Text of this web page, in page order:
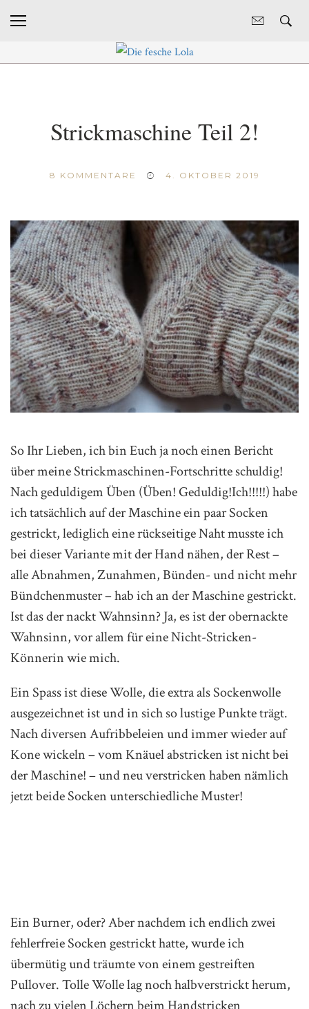
Strickmaschine Teil 2!
8 KOMMENTARE 4. OKTOBER 2019
So Ihr Lieben, ich bin Euch ja noch einen Bericht
über meine Strickmaschinen-Fortschritte schuldig!
Nach geduldigem Üben (Üben! Geduldig!Ich!!!!!) habe
ich tatsächlich auf der Maschine ein paar Socken
gestrickt, lediglich eine rückseitige Naht musste ich
bei dieser Variante mit der Hand nähen, der Rest –
alle Abnahmen, Zunahmen, Bünden- und nicht mehr
Bündchenmuster – hab ich an der Maschine gestrickt.
Ist das der nackt Wahnsinn? Ja, es ist der obernackte
Wahnsinn, vor allem für eine Nicht-Stricken-
Könnerin wie mich.
Ein Spass ist diese Wolle, die extra als Sockenwolle
ausgezeichnet ist und in sich so lustige Punkte trägt.
Nach diversen Aufribbeleien und immer wieder auf
Kone wickeln – vom Knäuel abstricken ist nicht bei
der Maschine! – und neu verstricken haben nämlich
jetzt beide Socken unterschiedliche Muster!
Ein Burner, oder? Aber nachdem ich endlich zwei
fehlerfreie Socken gestrickt hatte, wurde ich
übermütig und träumte von einem gestreiften
Pullover. Tolle Wolle lag noch halbverstrickt herum,